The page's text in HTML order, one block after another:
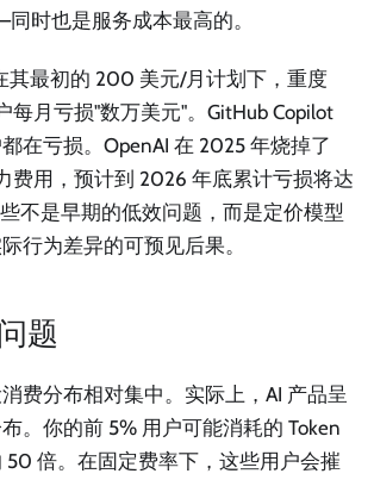
时也是服务成本最高的。
其最初的 200 美元/月计划下，重度
每月亏损"数万美元"。GitHub Copilot
在亏损。OpenAI 在 2025 年烧掉了
费用，预计到 2026 年底累计亏损将达
不是早期的低效问题，而是定价模型
行为差异的可预见后果。
题
费分布相对集中。实际上，AI 产品呈
。你的前 5% 用户可能消耗的 Token
50 倍。在固定费率下，这些用户会摧